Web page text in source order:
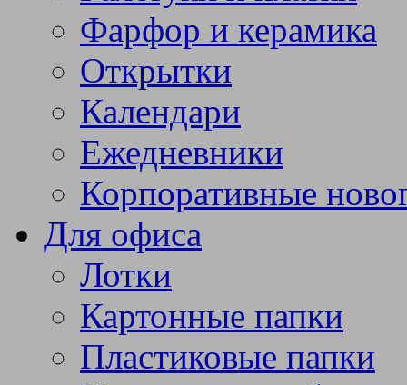
Фарфор и керамика
Открытки
Календари
Ежедневники
Корпоративные
Для офиса
Лотки
Картонные папки
Пластиковые папки